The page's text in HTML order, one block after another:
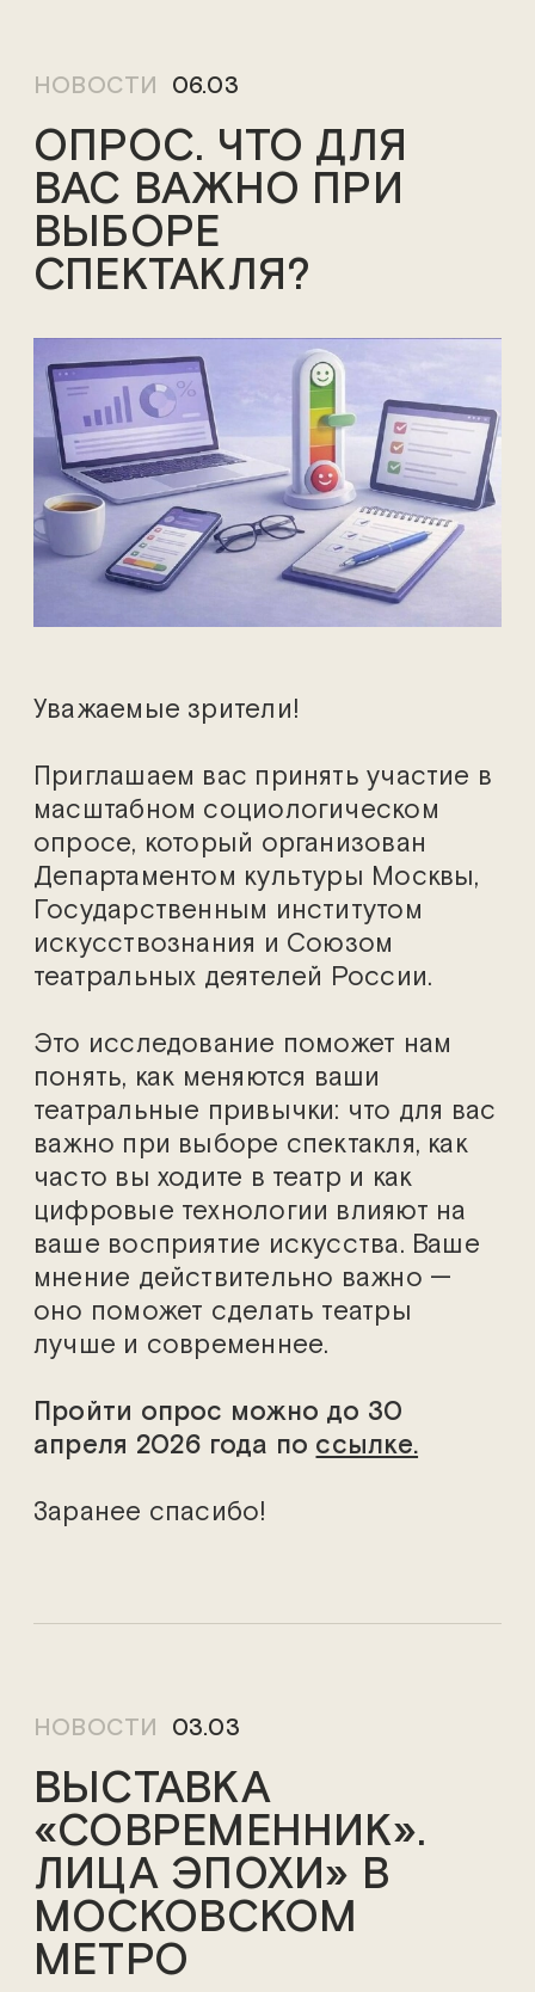
НОВОСТИ 06.03
ОПРОС. ЧТО ДЛЯ
ВАС ВАЖНО ПРИ
ВЫБОРЕ
СПЕКТАКЛЯ?
Уважаемые зрители!
Приглашаем вас принять участие в
масштабном социологическом
опросе, который организован
Департаментом культуры Москвы,
Государственным институтом
искусствознания и Союзом
театральных деятелей России.
Это исследование поможет нам
понять, как меняются ваши
театральные привычки: что для вас
важно при выборе спектакля, как
часто вы ходите в театр и как
цифровые технологии влияют на
ваше восприятие искусства. Ваше
мнение действительно важно —
оно поможет сделать театры
лучше и современнее.
Пройти опрос можно до 30
апреля 2026 года по ссылке.
Заранее спасибо!
НОВОСТИ 03.03
ВЫСТАВКА
«СОВРЕМЕННИК».
ЛИЦА ЭПОХИ» В
МОСКОВСКОМ
МЕТРО